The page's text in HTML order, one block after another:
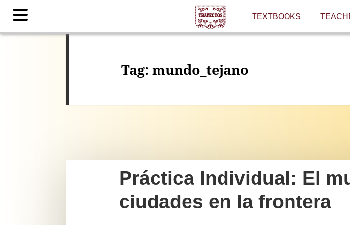
TEXTBOOKS
Tag:mundo_tejano
Práctica Individual: El
ciudades en la frontera